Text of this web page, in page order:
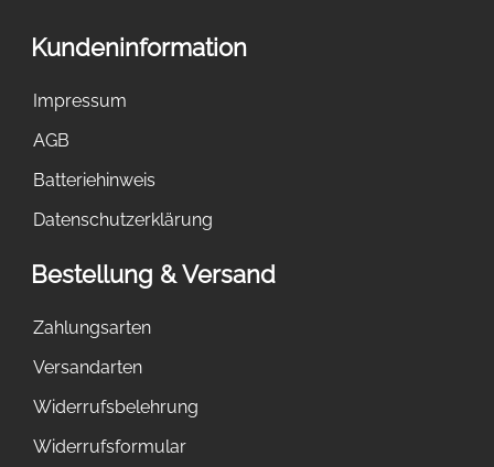
Kundeninformation
Impressum
AGB
Batteriehinweis
Datenschutzerklärung
Bestellung & Versand
Zahlungsarten
Versandarten
Widerrufsbelehrung
Widerrufsformular